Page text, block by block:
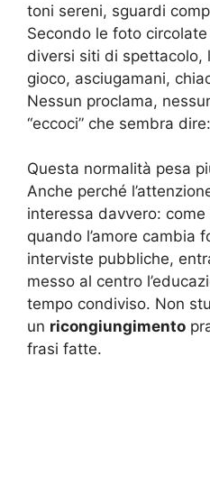
toni sereni, sguardi
Secondo le foto
diversi siti di spettacolo,
gioco, asciugamani,
Nessun proclama,
“eccoci” che sembra
Questa normalità pesa
Anche perché
interessa davvero:
quando l’amore cambia
interviste pubbliche,
messo al centro
tempo condiviso. Non
un ricongiungimento
frasi fatte.